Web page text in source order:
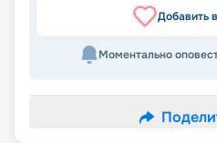
Добавить
Моментально